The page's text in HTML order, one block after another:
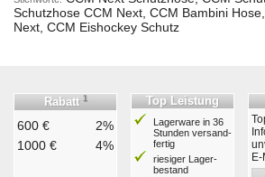
Schutzhose CCM Next, CCM Bambini
Next, CCM Eishockey Schutz
Rabatt 1
600 €
2%
1000 €
4%
Top Leistung
Lagerware in 36
Stunden ver­sand­
fertig
riesiger Lager­
bestand